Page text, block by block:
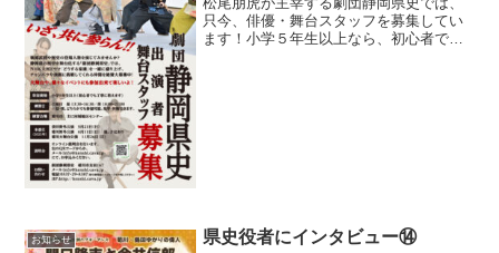
只今、俳優・舞台スタッフを募集してい
ます！小学５年生以上なら、初心者でも
お知らせ 県史役者にインタビュー⑭